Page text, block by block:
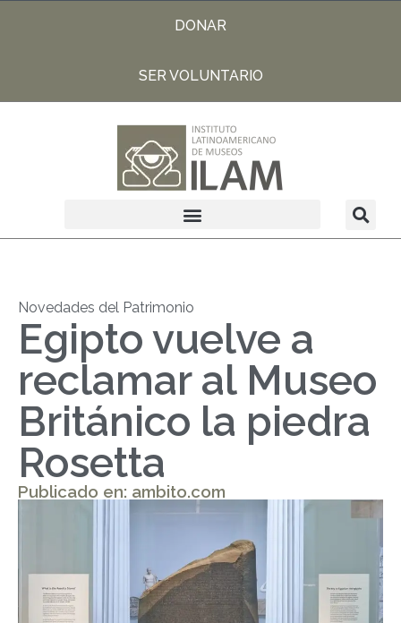
DONAR
SER VOLUNTARIO
Novedades del Patrimonio
Egipto vuelve a
reclamar al Museo
Británico la piedra
Rosetta
Publicado en: ambito.com